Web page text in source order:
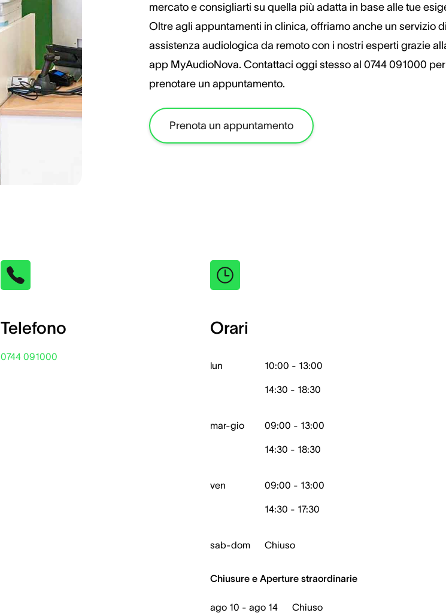
mercato e consigliarti su quella più adatta in base alle tue
Oltre agli appuntamenti in clinica, offriamo anche un servizio
assistenza audiologica da remoto con i nostri esperti grazie
app MyAudioNova. Contattaci oggi stesso al 0744 091000 per
prenotare un appuntamento.
Prenota un appuntamento
Telefono
0744 091000
Orari
lun 10:00 - 13:00
14:30 - 18:30
mar-gio 09:00 - 13:00
14:30 - 18:30
ven 09:00 - 13:00
14:30 - 17:30
sab-dom Chiuso
Chiusure e Aperture straordinarie
ago 10 - ago 14 Chiuso